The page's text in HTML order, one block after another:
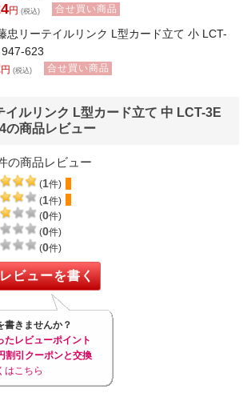
円 (税込) 合せ買い商品
忠リーテイルリンク L型カード立て 小 LCT-
623
円 (税込) 合せ買い商品
イルリンク L型カード立て 中 LCT-3E
の商品レビュー
の商品レビュー
(1件)
(1件)
(0件)
(0件)
(0件)
ビューを書く
書きませんか？
たレビューポイント
割引クーポンと交換
はこちら